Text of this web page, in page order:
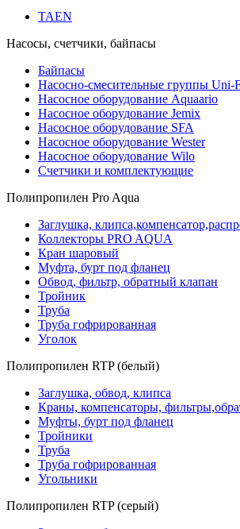
TAEN
Насосы, счетчики, байпасы
Байпасы
Насосно-смесительные группы Uni-
Насосное оборудование Aquaario
Насосное оборудование Jemix
Насосное оборудование SFA
Насосное оборудование Wester
Насосное оборудование Wilo
Счетчики и комплектующие
Полипропилен Pro Aqua
Заглушка,
Коллекторы PRO AQUA
Кран шаровый
Муфта, бурт под фланец
Обвод, фильтр, обратный клапан
Тройник
Труба
Труба гофрированная
Уголок
Полипропилен RTP (белый)
Заглушка, обвод, клипса
Краны, компенсаторы,
Муфты, бурт под фланец
Тройники
Труба
Труба гофрированная
Угольники
Полипропилен RTP (серый)